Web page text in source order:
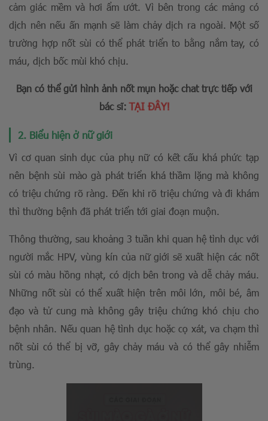
cảm giác mềm và hơi ẩm ướt. Vì bên trong các mảng có
dịch nên nếu ấn mạnh sẽ làm chảy dịch ra ngoài. Một số
trường hợp nốt sùi có thể phát triển to bằng nắm tay, có
máu, dịch bốc mùi khó chịu.
Bạn có thể gửi hình ảnh nốt mụn hoặc chat trực tiếp với
bác sĩ:TẠI ĐÂY!
2. Biểu hiện ở nữ giới
Vì cơ quan sinh dục của phụ nữ có kết cấu khá phức tạp
nên bệnh sùi mào gà phát triển khá thầm lặng mà không
có triệu chứng rõ ràng. Đến khi rõ triệu chứng và đi khám
thì thường bệnh đã phát triển tới giai đoạn muộn.
Thông thường, sau khoảng 3 tuần khi quan hệ tình dục với
người mắc HPV, vùng kín của nữ giới sẽ xuất hiện các nốt
sùi có màu hồng nhạt, có dịch bên trong và dễ chảy máu.
Những nốt sùi có thể xuất hiện trên môi lớn, môi bé, âm
đạo và tử cung mà không gây triệu chứng khó chịu cho
bệnh nhân. Nếu quan hệ tình dục hoặc cọ xát, va chạm thì
nốt sùi có thể bị vỡ, gây chảy máu và có thể gây nhiễm
trùng.